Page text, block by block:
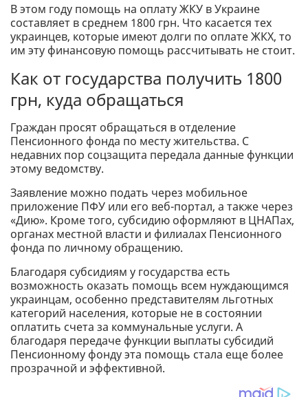
В этом году помощь на оплату ЖКУ в Украине
составляет в среднем 1800 грн. Что касается тех
украинцев, которые имеют долги по оплате ЖКХ, то
им эту финансовую помощь рассчитывать не стоит.
Как от государства получить 1800
грн, куда обращаться
Граждан просят обращаться в отделение
Пенсионного фонда по месту жительства. С
недавних пор соцзащита передала данные функции
этому ведомству.
Заявление можно подать через мобильное
приложение ПФУ или его веб-портал, а также через
«Дию». Кроме того, субсидию оформляют в ЦНАПах,
органах местной власти и филиалах Пенсионного
фонда по личному обращению.
Благодаря субсидиям у государства есть
возможность оказать помощь всем нуждающимся
украинцам, особенно представителям льготных
категорий населения, которые не в состоянии
оплатить счета за коммунальные услуги. А
благодаря передаче функции выплаты субсидий
Пенсионному фонду эта помощь стала еще более
прозрачной и эффективной.